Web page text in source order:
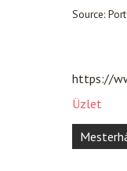
Source:
https://
Üzlet
Post